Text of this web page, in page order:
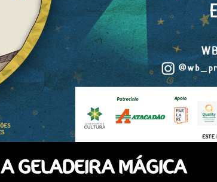
A GELADEIRA MÁGICA